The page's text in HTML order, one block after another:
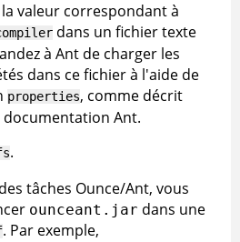
la valeur correspondant à
dans un fichier texte
à Ant de charger les
dans ce fichier à l'aide de
properties, comme décrit
documentation Ant.
.
tâches Ounce/Ant, vous
ounceant.jar dans une
. Par exemple,